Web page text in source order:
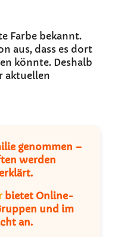
Farbe bekannt.
aus, dass es dort
könnte. Deshalb
aktuellen
genommen –
werden
bietet Online-
und im
an.